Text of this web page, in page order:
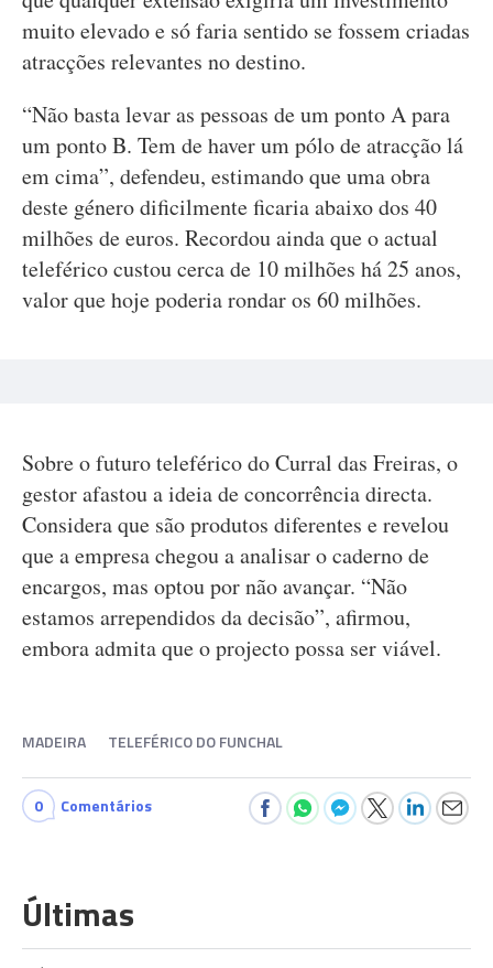
muito elevado e só faria sentido se fossem criadas
atracções relevantes no destino.
“Não basta levar as pessoas de um ponto A para
um ponto B. Tem de haver um pólo de atracção lá
em cima”, defendeu, estimando que uma obra
deste género dificilmente ficaria abaixo dos 40
milhões de euros. Recordou ainda que o actual
teleférico custou cerca de 10 milhões há 25 anos,
valor que hoje poderia rondar os 60 milhões.
Sobre o futuro teleférico do Curral das Freiras, o
gestor afastou a ideia de concorrência directa.
Considera que são produtos diferentes e revelou
que a empresa chegou a analisar o caderno de
encargos, mas optou por não avançar. “Não
estamos arrependidos da decisão”, afirmou,
embora admita que o projecto possa ser viável.
MADEIRA TELEFÉRICO DO FUNCHAL
0 Comentários
Últimas